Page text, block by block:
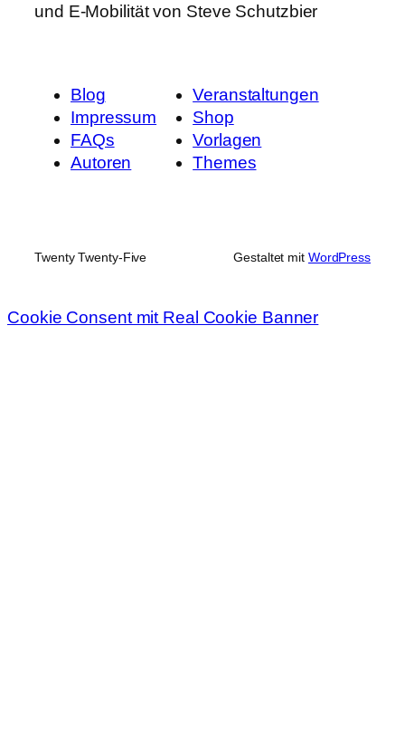
und E-Mobilität von Steve Schutzbier
Blog
Impressum
FAQs
Autoren
Veranstaltungen
Shop
Vorlagen
Themes
Twenty Twenty-Five Gestaltet mit WordPress
Cookie Consent mit Real Cookie Banner